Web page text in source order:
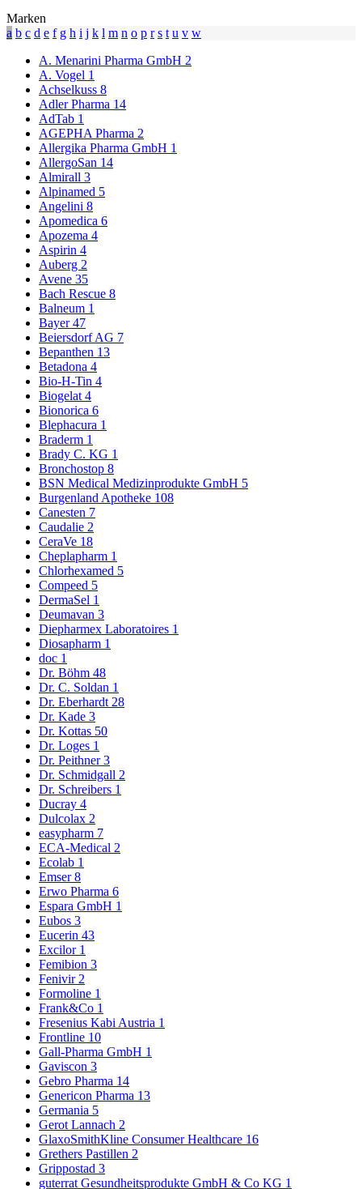
Marken
a b c d e f g h i j k l m n o p r s t u v w
A. Menarini Pharma GmbH 2
A. Vogel 1
Achselkuss 8
Adler Pharma 14
AdTab 1
AGEPHA Pharma 2
Allergika Pharma GmbH 1
AllergoSan 14
Almirall 3
Alpinamed 5
Angelini 8
Apomedica 6
Apozema 4
Aspirin 4
Auberg 2
Avene 35
Bach Rescue 8
Balneum 1
Bayer47
Beiersdorf AG 7
Bepanthen 13
Betadona 4
Bio-H-Tin 4
Biogelat 4
Bionorica 6
Blephacura 1
Braderm 1
Brady C. KG 1
Bronchostop 8
BSN Medical Medizinprodukte GmbH 5
Burgenland Apotheke 108
Canesten 7
Caudalie 2
CeraVe 18
Cheplapharm 1
Chlorhexamed 5
Compeed 5
DermaSel 1
Deumavan 3
Diepharmex Laboratoires 1
Diosapharm 1
doc 1
Dr. Böhm 48
Dr. C. Soldan 1
Dr. Eberhardt 28
Dr. Kade 3
Dr. Kottas 50
Dr. Loges 1
Dr. Peithner3
Dr. Schmidgall 2
Dr. Schreibers 1
Ducray 4
Dulcolax 2
easypharm 7
ECA-Medical 2
Ecolab 1
Emser8
Erwo Pharma 6
Espara GmbH 1
Eubos 3
Eucerin 43
Excilor 1
Femibion 3
Fenivir 2
Formoline 1
Frank&Co 1
Fresenius Kabi Austria 1
Frontline 10
Gall-Pharma GmbH 1
Gaviscon 3
Gebro Pharma 14
Genericon Pharma 13
Germania 5
Gerot Lannach 2
GlaxoSmithKline Consumer Healthcare 16
Grethers Pastillen 2
Grippostad 3
guterrat Gesundheitsprodukte GmbH & Co KG 1